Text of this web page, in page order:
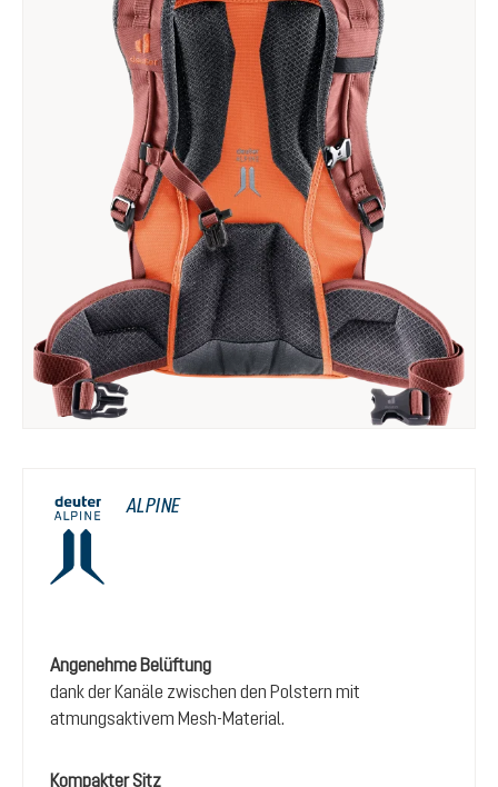
ALPINE
Angenehme Belüftung
dank der Kanäle zwischen den Polstern mit
atmungsaktivem Mesh-Material.
Kompakter Sitz